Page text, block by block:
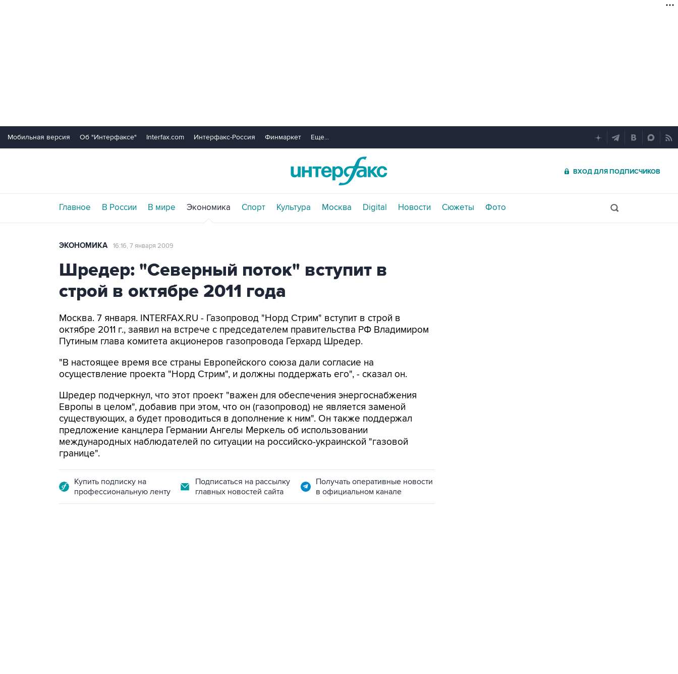
Мобильная версия Об "Интерфаксе" Interfax.com Интерфакс-Россия Финмаркет Еще...
ВХОД ДЛЯ ПОДПИСЧИКОВ
Главное В России В мире Экономика Спорт Культура Москва Digital Новости Сюжеты Фото
ЭКОНОМИКА 16:16, 7 января 2009
Шредер: "Северный поток" вступит в
строй в октябре 2011 года
Москва. 7 января. INTERFAX.RU - Газопровод "Норд Стрим" вступит в строй в
октябре 2011 г., заявил на встрече с председателем правительства РФ Владимиром
Путиным глава комитета акционеров газопровода Герхард Шредер.
"В настоящее время все страны Европейского союза дали согласие на
осуществление проекта "Норд Стрим", и должны поддержать его", - сказал он.
Шредер подчеркнул, что этот проект "важен для обеспечения энергоснабжения
Европы в целом", добавив при этом, что он (газопровод) не является заменой
существующих, а будет проводиться в дополнение к ним". Он также поддержал
предложение канцлера Германии Ангелы Меркель об использовании
международных наблюдателей по ситуации на российско-украинской "газовой
границе".
Купить подписку на
профессиональную ленту
Подписаться на рассылку
главных новостей сайта
Получать оперативные новости
в официальном канале